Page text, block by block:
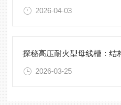
2026-04-03
2026-03-25